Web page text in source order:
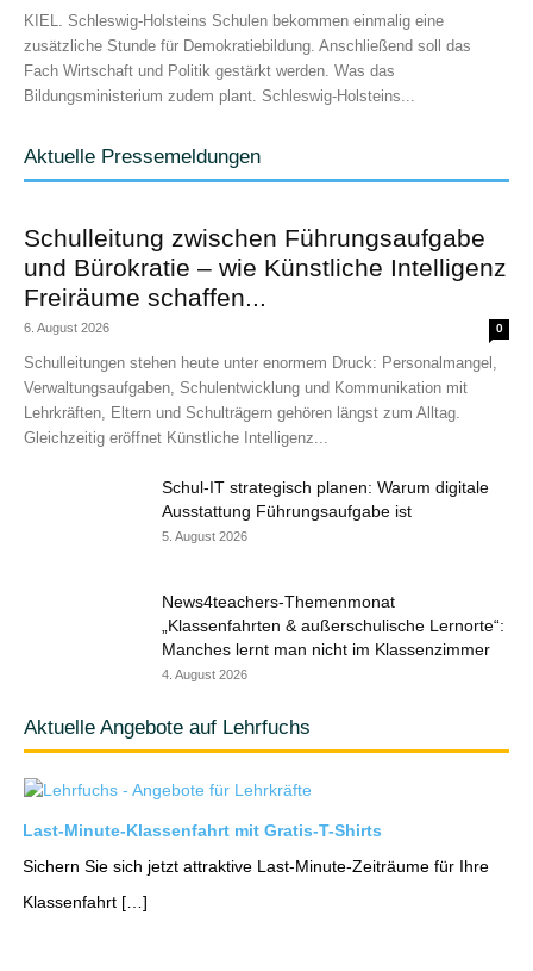
KIEL. Schleswig-Holsteins Schulen bekommen einmalig eine
zusätzliche Stunde für Demokratiebildung. Anschließend soll das
Fach Wirtschaft und Politik gestärkt werden. Was das
Bildungsministerium zudem plant. Schleswig-Holsteins...
Aktuelle Pressemeldungen
Schulleitung zwischen Führungsaufgabe
und Bürokratie – wie Künstliche Intelligenz
Freiräume schaffen...
6. August 2026 0
Schulleitungen stehen heute unter enormem Druck: Personalmangel,
Verwaltungsaufgaben, Schulentwicklung und Kommunikation mit
Lehrkräften, Eltern und Schulträgern gehören längst zum Alltag.
Gleichzeitig eröffnet Künstliche Intelligenz...
Schul-IT strategisch planen: Warum digitale
Ausstattung Führungsaufgabe ist
5. August 2026
News4teachers-Themenmonat
„Klassenfahrten & außerschulische Lernorte“:
Manches lernt man nicht im Klassenzimmer
4. August 2026
Aktuelle Angebote auf Lehrfuchs
Last-Minute-Klassenfahrt mit Gratis-T-Shirts
Sichern Sie sich jetzt attraktive Last-Minute-Zeiträume für Ihre
Klassenfahrt […]